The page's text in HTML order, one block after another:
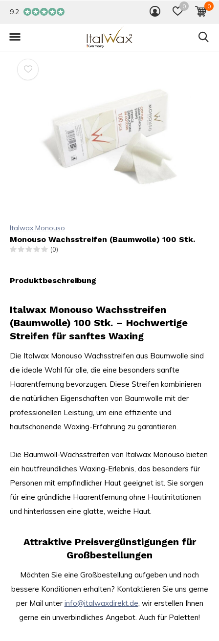
0 0
9.2
Italwax Monouso
Monouso Wachsstreifen (Baumwolle) 100 Stk.
(0)
Produktbeschreibung
Italwax Monouso Wachsstreifen
(Baumwolle) 100 Stk. – Hochwertige
Streifen für sanftes Waxing
Die Italwax Monouso Wachsstreifen aus Baumwolle sind
die ideale Wahl für alle, die eine besonders sanfte
Haarentfernung bevorzugen. Diese Streifen kombinieren
die natürlichen Eigenschaften von Baumwolle mit der
professionellen Leistung, um eine effiziente und
hautschonende Waxing-Erfahrung zu garantieren.
Die Baumwoll-Wachsstreifen von Italwax Monouso bieten
ein hautfreundliches Waxing-Erlebnis, das besonders für
Personen mit empfindlicher Haut geeignet ist. Sie sorgen
für eine gründliche Haarentfernung ohne Hautirritationen
und hinterlassen eine glatte, weiche Haut.
Attraktive Preisvergünstigungen für
Großbestellungen
Möchten Sie eine Großbestellung aufgeben und noch
bessere Konditionen erhalten? Kontaktieren Sie uns gerne
per Mail unter info@italwaxdirekt.de, wir erstellen Ihnen
gerne ein unverbindliches Angebot. Auch für Paletten!